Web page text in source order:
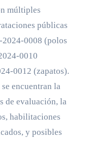
múltiples
públicas
0008 (polos
0010
0012 (zapatos).
encuentran la
de evaluación, la
habilitaciones
y posibles